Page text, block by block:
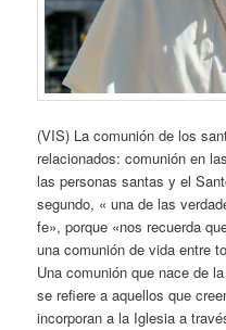
(VIS) La comunión de los
relacionados: comunión en
las personas santas y el
segundo, « una de las
fe», porque «nos recuerda
una comunión de vida entre
Una comunión que nace de
se refiere a aquellos que
incorporan a la Iglesia a